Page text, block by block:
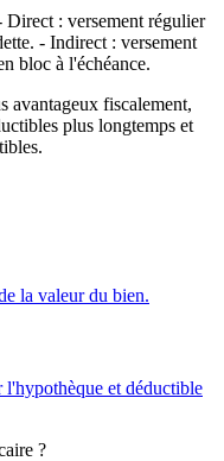
Direct : versement régulier
- Indirect : versement
bloc à l'échéance.
avantageux fiscalement,
plus longtemps et
la valeur du bien.
et déductible
?